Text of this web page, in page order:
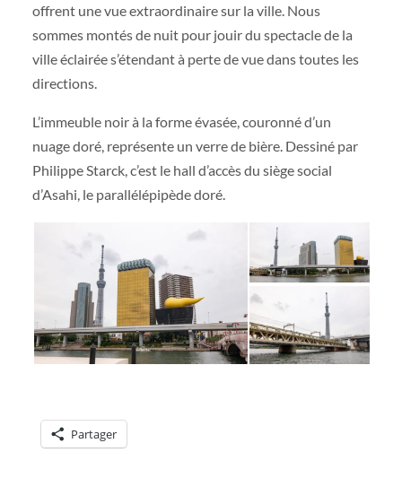
offrent une vue extraordinaire sur la ville. Nous
sommes montés de nuit pour jouir du spectacle de la
ville éclairée s’étendant à perte de vue dans toutes les
directions.
L’immeuble noir à la forme évasée, couronné d’un
nuage doré, représente un verre de bière. Dessiné par
Philippe Starck, c’est le hall d’accès du siège social
d’Asahi, le parallélépipède doré.
Partager